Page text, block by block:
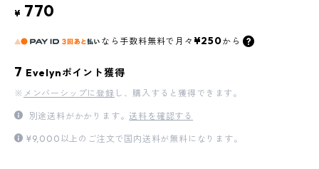
¥ 770
なら 手数料無料で 月々 ¥250から
7 Evelynポイント獲得
※ メンバーシップに登録 し、購入すると獲得できます。
別途送料がかかります。送料を確認する
¥9,000以上のご注文で国内送料が無料になります。